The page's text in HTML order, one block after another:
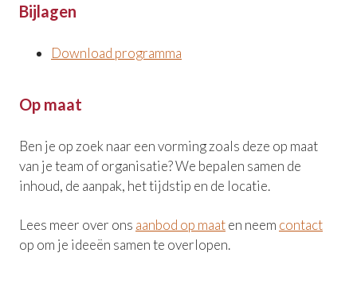
Bijlagen
Download programma
Op maat
Ben je op zoek naar een vorming zoals deze op maat
van je team of organisatie? We bepalen samen de
inhoud, de aanpak, het tijdstip en de locatie.
Lees meer over ons aanbod op maaten neem contact
op om je ideeën samen te overlopen.